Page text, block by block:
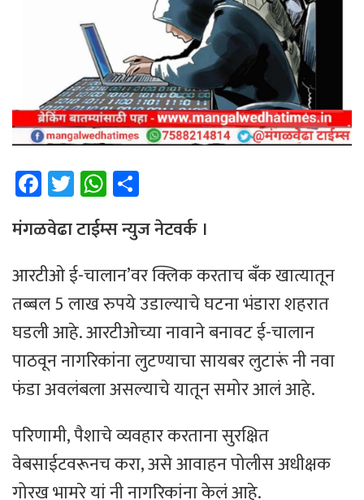
Fa
ce
b
o
ok
T
wi
tt
er
W
h
at
sA
p
p
ar
e
मंगळवेढा टाईम्स न्युज नेटवर्क ।
आरटीओ ई-चालान’वर क्लिक करताच बँक खात्यातून
तब्बल 5 लाख रुपये उडाल्याचे घटना भंडारा शहरात
घडली आहे. आरटीओच्या नावाने बनावट ई-चालान
पाठवून नागरिकांना लुटण्याचा सायबर लुटारूं नी नवा
फंडा अवलंबला असल्याचे यातून समोर आलं आहे.
परिणामी, पैशाचे व्यवहार करताना सुरक्षित
वेबसाईटवरूनच करा, असे आवाहन पोलीस अधीक्षक
गोरख भामरे यां नी नागरिकांना केलं आहे.